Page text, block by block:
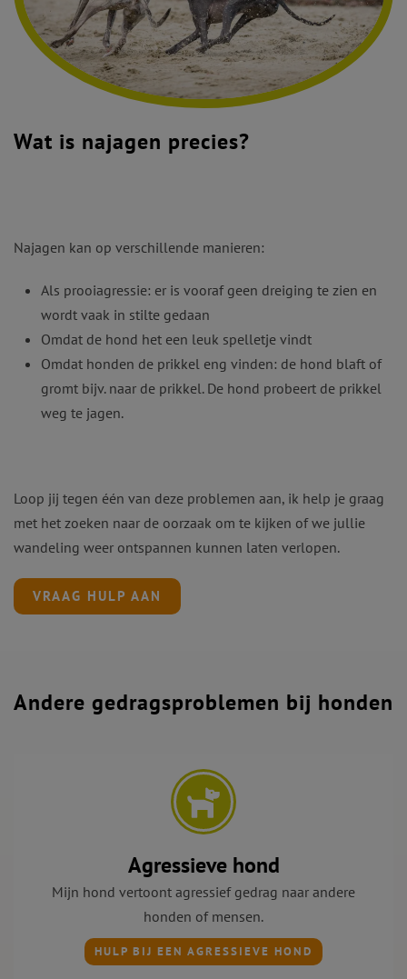
Wat is najagen precies?
Najagen kan op verschillende manieren:
Als prooiagressie: er is vooraf geen dreiging te zien en
wordt vaak in stilte gedaan
Omdat de hond het een leuk spelletje vindt
Omdat honden de prikkel eng vinden: de hond blaft of
gromt bijv. naar de prikkel. De hond probeert de prikkel
weg te jagen.
Loop jij tegen één van deze problemen aan, ik help je graag
met het zoeken naar de oorzaak om te kijken of we jullie
wandeling weer ontspannen kunnen laten verlopen.
VRAAG HULP AAN
Andere gedragsproblemen bij honden
Agressieve hond
Mijn hond vertoont agressief gedrag naar andere
honden of mensen.
HULP BIJ EEN AGRESSIEVE HOND